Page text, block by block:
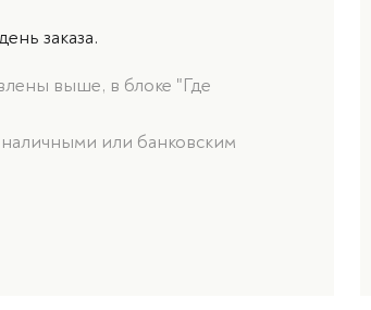
заказа.
выше, в блоке "Где
или банковским